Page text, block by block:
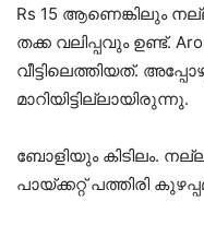
Rs 15 ആണെങ്കിലും
തക്ക വലിപ്പവും ഉണ്ട്.
വീട്ടിലെത്തിയത്.
മാറിയിട്ടില്ലായിരുന്നു.
ബോളിയും കിടിലം.
പായ്ക്കറ്റ് പത്തിരി